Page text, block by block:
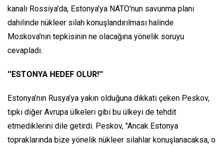
kanalı Rossiya'da, Estonya'ya NATO'nun savunma planı
dahilinde nükleer silah konuşlandırılması halinde
Moskova'nın tepkisinin ne olacağına yönelik soruyu
cevapladı.
''ESTONYA HEDEF OLUR!''
Estonya’nın Rusya’ya yakın olduğuna dikkati çeken Peskov,
tıpkı diğer Avrupa ülkeleri gibi bu ülkeyi de tehdit
etmediklerini dile getirdi. Peskov, "Ancak Estonya
topraklarında bize yönelik nükleer silahlar konuşlanacaksa, o